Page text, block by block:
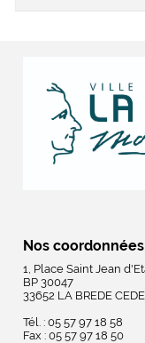
Nos coordonnées
1, Place Saint Jean
BP 30047
33652 LA BREDE
Tél. : 05 57 97 18 58
Fax : 05 57 97 18 50